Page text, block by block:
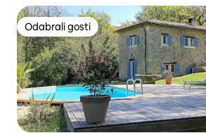
Odabrali gosti
Odabrali gosti